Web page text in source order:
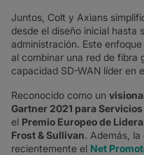
Juntos, Colt y Axians
desde el diseño inicial hasta
administración. Este
al combinar una red de fibra
capacidad SD-WAN líder en
Reconocido como un
Gartner 2021 para Servicios
el Premio Europeo de
Frost & Sullivan. Además,
recientemente el Net